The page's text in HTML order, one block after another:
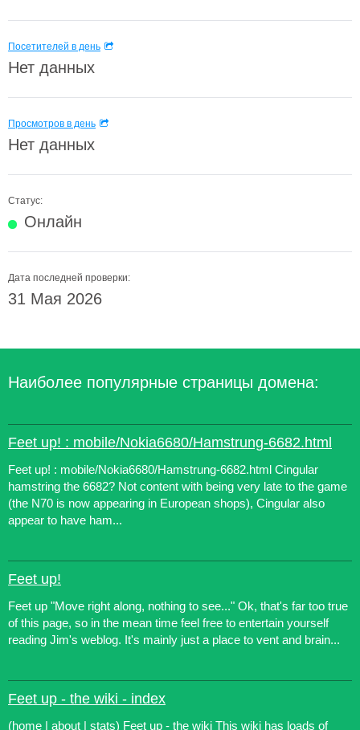
Посетителей в день
Нет данных
Просмотров в день
Нет данных
Статус:
Онлайн
Дата последней проверки:
31 Мая 2026
Наиболее популярные страницы домена:
Feet up! : mobile/Nokia6680/Hamstrung-6682.html
Feet up! : mobile/Nokia6680/Hamstrung-6682.html Cingular
hamstring the 6682? Not content with being very late to the game
(the N70 is now appearing in European shops), Cingular also
appear to have ham...
Feet up!
Feet up "Move right along, nothing to see..." Ok, that's far too true
of this page, so in the mean time feel free to entertain yourself
reading Jim's weblog. It's mainly just a place to vent and brain...
Feet up - the wiki - index
(home | about | stats) Feet up - the wiki This wiki has loads of